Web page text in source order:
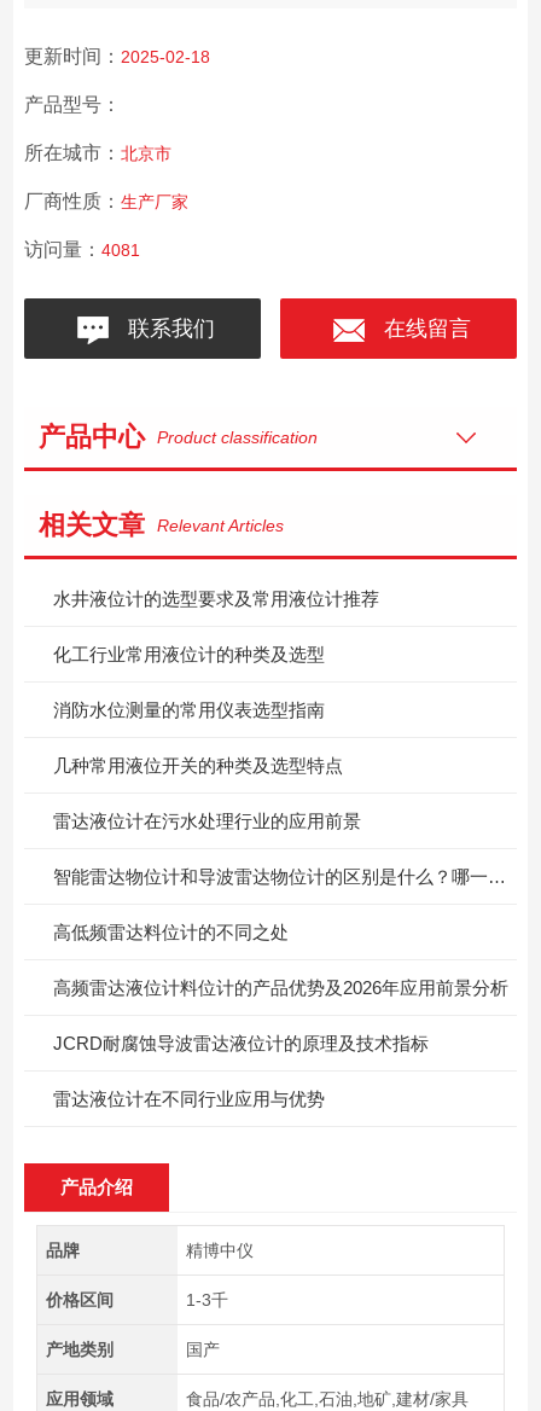
料牢固耐用，精确可靠分辨率可达1mm； 5、不受噪音、蒸
汽、粉尘、真空等工况影响；
更新时间： 2025-02-18
产品型号：
所在城市： 北京市
厂商性质： 生产厂家
访问量： 4081
联系我们 在线留言
产品中心 Product classification
相关文章 Relevant Articles
水井液位计的选型要求及常用液位计推荐
化工行业常用液位计的种类及选型
消防水位测量的常用仪表选型指南
几种常用液位开关的种类及选型特点
雷达液位计在污水处理行业的应用前景
智能雷达物位计和导波雷达物位计的区别是什么？哪一个更好？
高低频雷达料位计的不同之处
高频雷达液位计料位计的产品优势及2026年应用前景分析
JCRD耐腐蚀导波雷达液位计的原理及技术指标
雷达液位计在不同行业应用与优势
产品介绍
品牌 精博中仪
价格区间 1-3千
产地类别 国产
应用领域 食品/农产品,化工,石油,地矿,建材/家具